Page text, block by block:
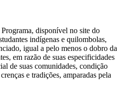
Programa, disponível no site do
indígenas e quilombolas,
igual a pelo menos o dobro da
em razão de suas especificidades
de suas comunidades, condição
e tradições, amparadas pela